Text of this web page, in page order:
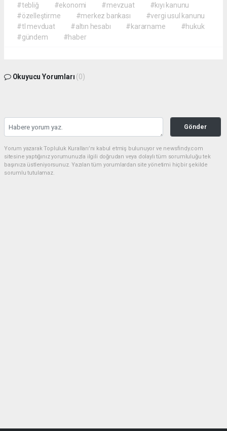
#tebliğ
#ekonomi #mevzuat
#kıyı kanunu
#özelleştirme
#merkez bankası
#vergi usul kanunu
#tl mevduat
#altın hesabı #kararname
#hukuk
#gündem
#haber
Okuyucu Yorumları (0)
Gönder
Yorum yazarak Topluluk Kuralları’nı kabul etmiş bulunuyor ve newsfindy.com
sitesine yaptığınız yorumunuzla ilgili doğrudan veya dolaylı tüm sorumluluğu tek
başınıza üstleniyorsunuz. Yazılan tüm yorumlardan site yönetimi hiçbir şekilde
sorumlu tutulamaz.